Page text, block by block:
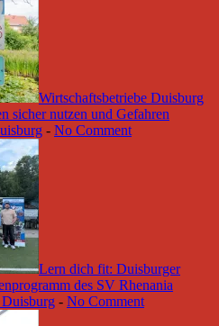
Wirtschaftsbetriebe Duisburg
sicher nutzen und Gefahren
- No Comment
Lern dich fit: Duisburger
des SV Rhenania
- No Comment